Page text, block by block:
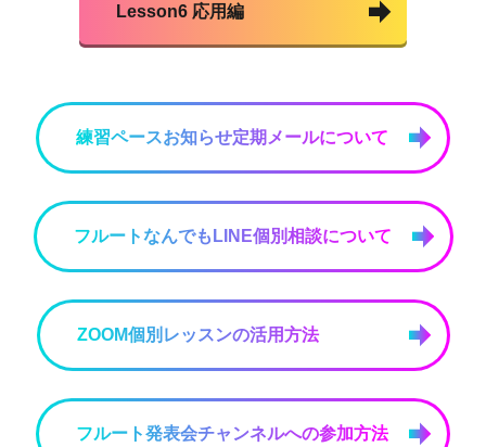
Lesson6 応用編
練習ペースお知らせ定期メールについて
フルートなんでもLINE個別相談について
ZOOM個別レッスンの活用方法
フルート発表会チャンネルへの参加方法